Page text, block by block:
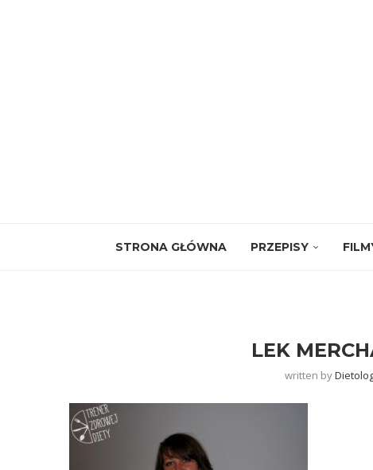
STRONA GŁÓWNA PRZEPISY
LEK
written by